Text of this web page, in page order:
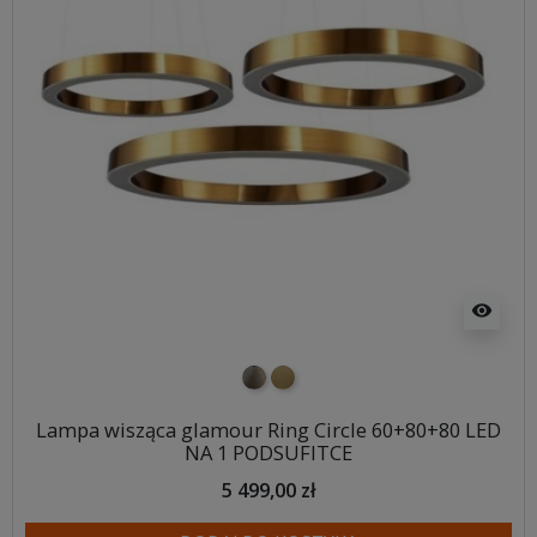
visibility
nikiel szczotkowany
mosiądz szczotkowany
Lampa wisząca glamour Ring Circle 60+80+80 LED
NA 1 PODSUFITCE
5 499,00 zł